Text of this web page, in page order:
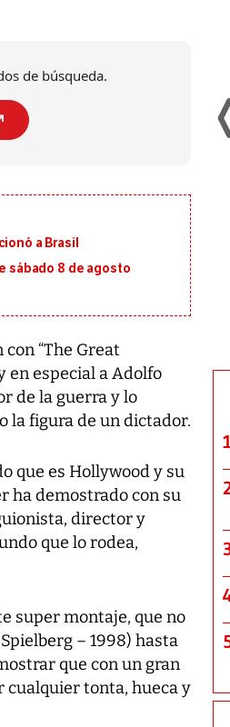
de búsqueda.
a Brasil
sábado 8 de agosto
“The Great
en especial a Adolfo
de la guerra y lo
la figura de un dictador.
que es Hollywood y su
ha demostrado con su
director y
que lo rodea,
super montaje, que no
– 1998) hasta
que con un gran
cualquier tonta, hueca y
Japón, provocando una